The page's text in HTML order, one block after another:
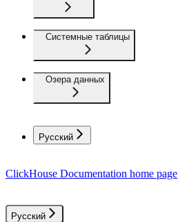
Системные таблицы
Озера данных
Русский
ClickHouse Documentation home page
Русский